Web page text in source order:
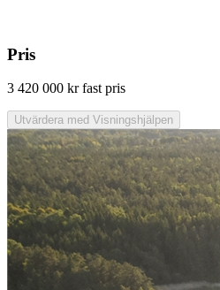
Pris
3 420 000 kr fast pris
Utvärdera med Visningshjälpen